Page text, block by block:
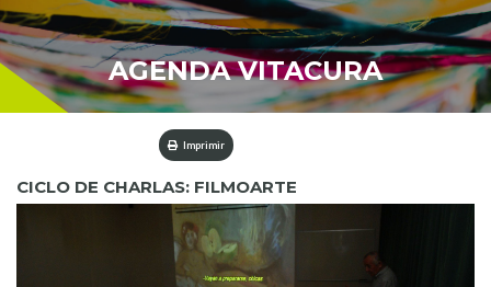
AGENDA VITACURA
Imprimir
CICLO DE CHARLAS: FILMOARTE